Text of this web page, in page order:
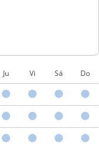
Ju Vi Sá Do